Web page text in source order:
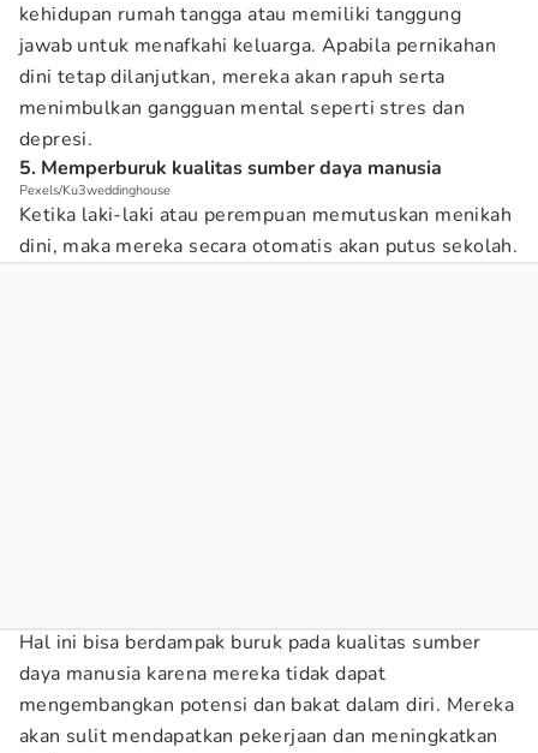
kehidupan rumah tangga atau memiliki tanggung
jawab untuk menafkahi keluarga. Apabila pernikahan
dini tetap dilanjutkan, mereka akan rapuh serta
menimbulkan gangguan mental seperti stres dan
depresi.
5. Memperburuk kualitas sumber daya manusia
Pexels/Ku3weddinghouse
Ketika laki-laki atau perempuan memutuskan menikah
dini, maka mereka secara otomatis akan putus sekolah.
Hal ini bisa berdampak buruk pada kualitas sumber
daya manusia karena mereka tidak dapat
mengembangkan potensi dan bakat dalam diri. Mereka
akan sulit mendapatkan pekerjaan dan meningkatkan